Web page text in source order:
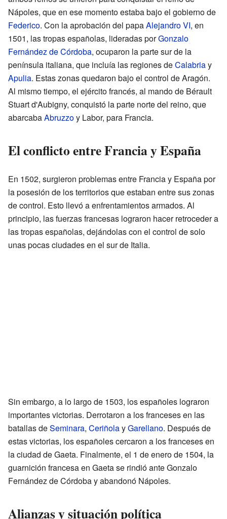
Nápoles, que en ese momento estaba bajo el gobierno de
Federico. Con la aprobación del papaAlejandro VI, en
1501, las tropas españolas, lideradas porGonzalo
Fernández de Córdoba, ocuparon la parte sur de la
península italiana, que incluía las regiones deCalabriay
Apulia. Estas zonas quedaron bajo el control de Aragón.
Al mismo tiempo, el ejército francés, al mando de Bérault
Stuart d'Aubigny, conquistó la parte norte del reino, que
abarcabaAbruzzoy Labor, para Francia.
El conflicto entre Francia y España
En 1502, surgieron problemas entre Francia y España por
la posesión de los territorios que estaban entre sus zonas
de control. Esto llevó a enfrentamientos armados. Al
principio, las fuerzas francesas lograron hacer retroceder a
las tropas españolas, dejándolas con el control de solo
unas pocas ciudades en el sur de Italia.
Sin embargo, a lo largo de 1503, los españoles lograron
importantes victorias. Derrotaron a los franceses en las
batallas deSeminara, CeriñolayGarellano. Después de
estas victorias, los españoles cercaron a los franceses en
la ciudad de Gaeta. Finalmente, el 1 de enero de 1504, la
guarnición francesa en Gaeta se rindió ante Gonzalo
Fernández de Córdoba y abandonó Nápoles.
Alianzas y situación política